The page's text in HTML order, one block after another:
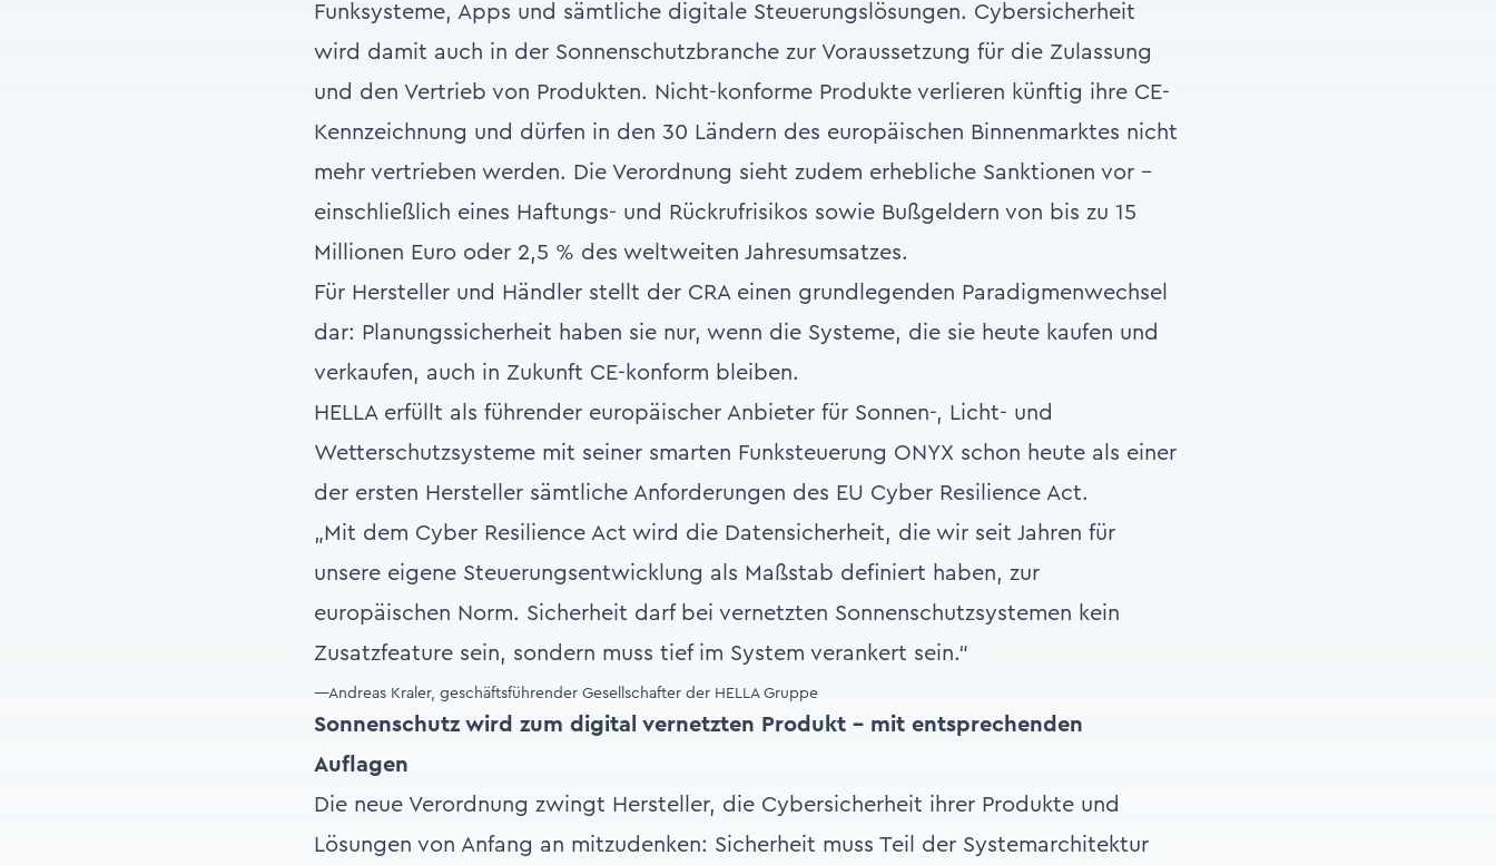
Funksysteme, Apps und sämtliche digitale Steuerungslösungen. Cybersicherheit
wird damit auch in der Sonnenschutzbranche zur Voraussetzung für die Zulassung
und den Vertrieb von Produkten. Nicht-konforme Produkte verlieren künftig ihre CE-
Kennzeichnung und dürfen in den 30 Ländern des europäischen Binnenmarktes nicht
mehr vertrieben werden. Die Verordnung sieht zudem erhebliche Sanktionen vor –
einschließlich eines Haftungs- und Rückrufrisikos sowie Bußgeldern von bis zu 15
Millionen Euro oder 2,5 % des weltweiten Jahresumsatzes.
Für Hersteller und Händler stellt der CRA einen grundlegenden Paradigmenwechsel
dar: Planungssicherheit haben sie nur, wenn die Systeme, die sie heute kaufen und
verkaufen, auch in Zukunft CE-konform bleiben.
HELLA erfüllt als führender europäischer Anbieter für Sonnen-, Licht- und
Wetterschutzsysteme mit seiner smarten Funksteuerung ONYX schon heute als einer
der ersten Hersteller sämtliche Anforderungen des EU Cyber Resilience Act.
„Mit dem Cyber Resilience Act wird die Datensicherheit, die wir seit Jahren für
unsere eigene Steuerungsentwicklung als Maßstab definiert haben, zur
europäischen Norm. Sicherheit darf bei vernetzten Sonnenschutzsystemen kein
Zusatzfeature sein, sondern muss tief im System verankert sein.“
—Andreas Kraler, geschäftsführender Gesellschafter der HELLA Gruppe
Sonnenschutz wird zum digital vernetzten Produkt – mit entsprechenden
Auflagen
Die neue Verordnung zwingt Hersteller, die Cybersicherheit ihrer Produkte und
Lösungen von Anfang an mitzudenken: Sicherheit muss Teil der Systemarchitektur